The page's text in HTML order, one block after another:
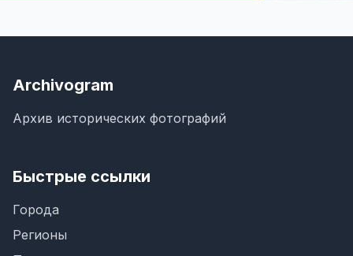
Archivogram
Архив исторических фотографий
Быстрые ссылки
Города
Регионы